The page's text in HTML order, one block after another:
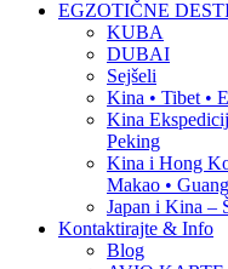
EGZOTIČNE
KUBA
DUBAI
Sejšeli
Kina • Tibet •
Kina
Peking
Kina i Hong
Makao •
Japan i Kina –
Kontaktirajte & Info
Blog